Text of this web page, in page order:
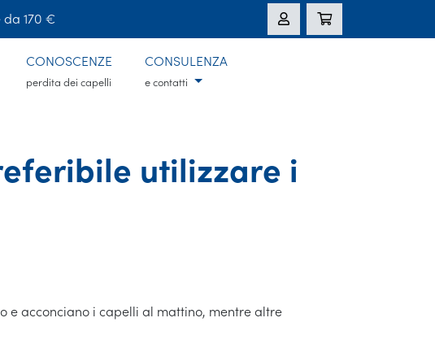
170 €
CONOSCENZE
perdita dei capelli
CONSULENZA
e contatti
utilizzare i
e acconciano i capelli al mattino, mentre altre